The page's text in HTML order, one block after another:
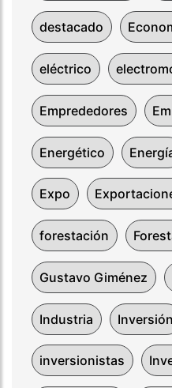
destacado
eléctrico
Emprededores
Energético
Expo
forestación
Gustavo Giménez
Industria Inversión
inversionistas